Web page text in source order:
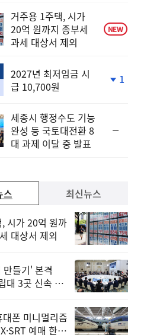
거주용 1주택, 시가
20억 원까지 종부세
과세 대상서 제외
NEW
2027년 최저임금 시
급 10,700원
1
세종시 행정수도 기능
완성 등 국토대전환 8
대 과제 이달 중 발표
스
시가 20억 원까
대상서 제외
들기' 본격
대 3곳 신속 선
폰 미니멀리즘
예매 한
최신뉴스